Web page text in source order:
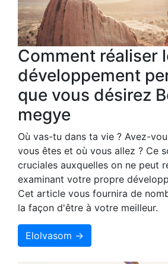
Comment réaliser
développement
que vous désirez
megye
Où vas-tu dans ta vie ? Avez-
vous êtes et où vous allez ? Ce
cruciales auxquelles on ne peut
examinant votre propre
Cet article vous fournira de
la façon d'être à votre meilleur.
Elolvasom →